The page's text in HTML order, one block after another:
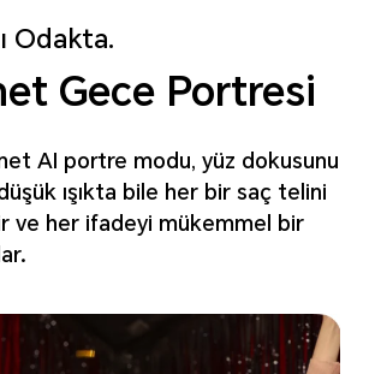
Odakta.
Gece Portresi
AI portre modu, yüz dokusunu
ışıkta bile her bir saç telini
ve her ifadeyi mükemmel bir